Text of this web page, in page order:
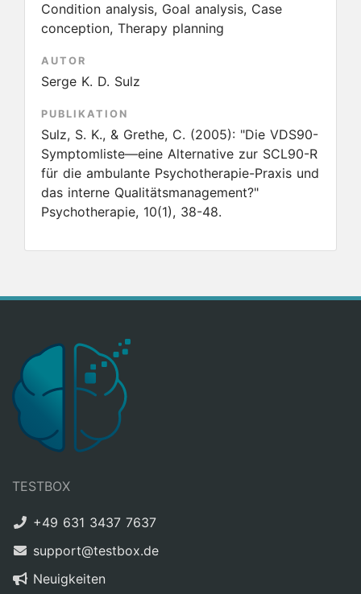
Condition analysis, Goal analysis, Case
conception, Therapy planning
AUTOR
Serge K. D. Sulz
PUBLIKATION
Sulz, S. K., & Grethe, C. (2005): "Die VDS90-
Symptomliste—eine Alternative zur SCL90-R
für die ambulante Psychotherapie-Praxis und
das interne Qualitätsmanagement?"
Psychotherapie, 10(1), 38-48.
TESTBOX
+49 631 3437 7637
support@testbox.de
Neuigkeiten